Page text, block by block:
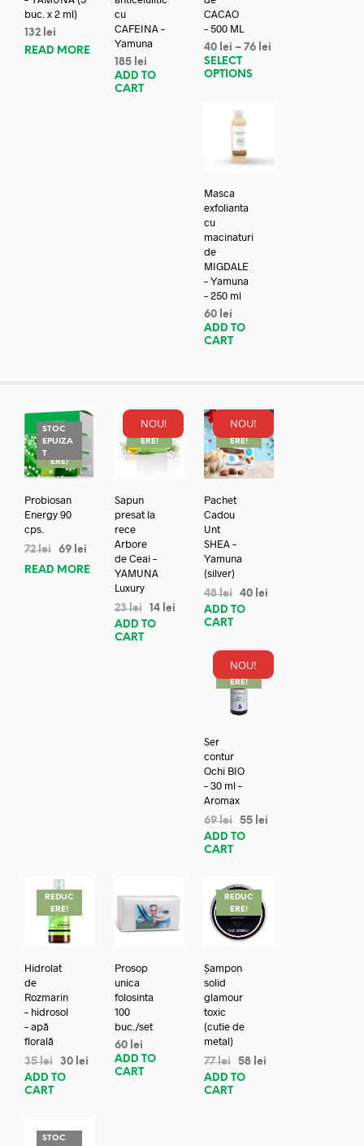
buc. x 2 ml)
132 lei
READ MORE
cu
CAFEINA –
Yamuna
185 lei
ADD TO
CART
CACAO
– 500 ML
40 lei –76 lei
SELECT
OPTIONS
Masca
exfolianta
cu
macinaturi
de
MIGDALE
– Yamuna
– 250 ml
60 lei
ADD TO
CART
STOC
EPUIZA
TREDUC
ERE!
Probiosan
Energy 90
cps.
72lei 69 lei
READ MORE
NOU!
REDUC
ERE!
Sapun
presat la
rece
Arbore
de Ceai –
YAMUNA
Luxury
23lei 14 lei
ADD TO
CART
NOU!
REDUC
ERE!
Pachet
Cadou
Unt
SHEA –
Yamuna
(silver)
48lei 40 lei
ADD TO
CART
NOU!
REDUC
ERE!
Ser
contur
Ochi BIO
– 30 ml –
Aromax
69lei 55 lei
ADD TO
CART
REDUC
ERE!
Hidrolat
de
Rozmarin
– hidrosol
– apă
florală
35lei 30 lei
ADD TO
CART
Prosop
unica
folosinta
100
buc./set
60 lei
ADD TO
CART
REDUC
ERE!
Șampon
solid
glamour
toxic
(cutie de
metal)
77lei 58 lei
ADD TO
CART
STOC